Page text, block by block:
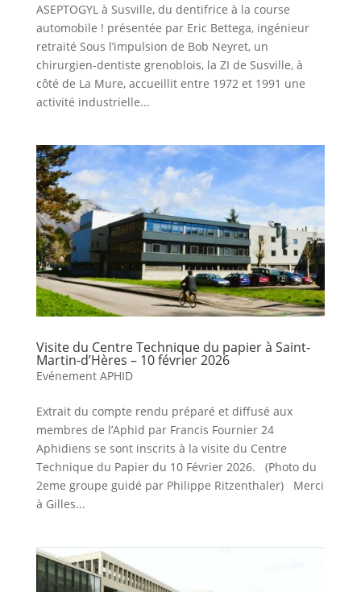
ASEPTOGYL à Susville, du dentifrice à la course
automobile ! présentée par Eric Bettega, ingénieur
retraité Sous l’impulsion de Bob Neyret, un
chirurgien-dentiste grenoblois, la ZI de Susville, à
côté de La Mure, accueillit entre 1972 et 1991 une
activité industrielle...
Visite du Centre Technique du papier à Saint-
Martin-d’Hères – 10 février 2026
Evénement APHID
Extrait du compte rendu préparé et diffusé aux
membres de l’Aphid par Francis Fournier 24
Aphidiens se sont inscrits à la visite du Centre
Technique du Papier du 10 Février 2026. (Photo du
2eme groupe guidé par Philippe Ritzenthaler) Merci
à Gilles...